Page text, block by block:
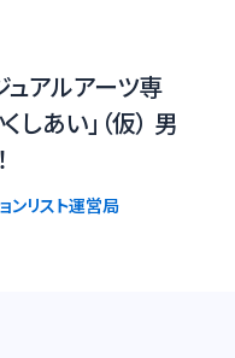
ュアルアーツ専
あい」（仮） 男
ンリスト運営局